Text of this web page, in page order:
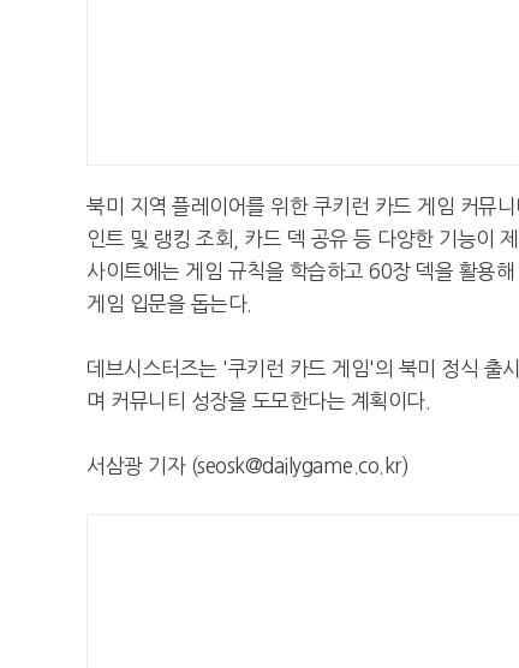
북미 지역 플레이어를 위한 쿠키런 카드 게임 커뮤
인트 및 랭킹 조회, 카드 덱 공유 등 다양한 기능이
사이트에는 게임 규칙을 학습하고 60장 덱을 활용
게임 입문을 돕는다.
데브시스터즈는 '쿠키런 카드 게임'의 북미 정식 출
며 커뮤니티 성장을 도모한다는 계획이다.
서삼광 기자 (seosk@dailygame.co.kr)